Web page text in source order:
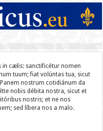
in cælis: sanc­ti­ficétur nomen
tuum; fiat volúntas tua, sicut
nostrum cotidiánum da
nobis débita nostra, sicut et
nostris; et ne nos
sed líbera nos a malo.